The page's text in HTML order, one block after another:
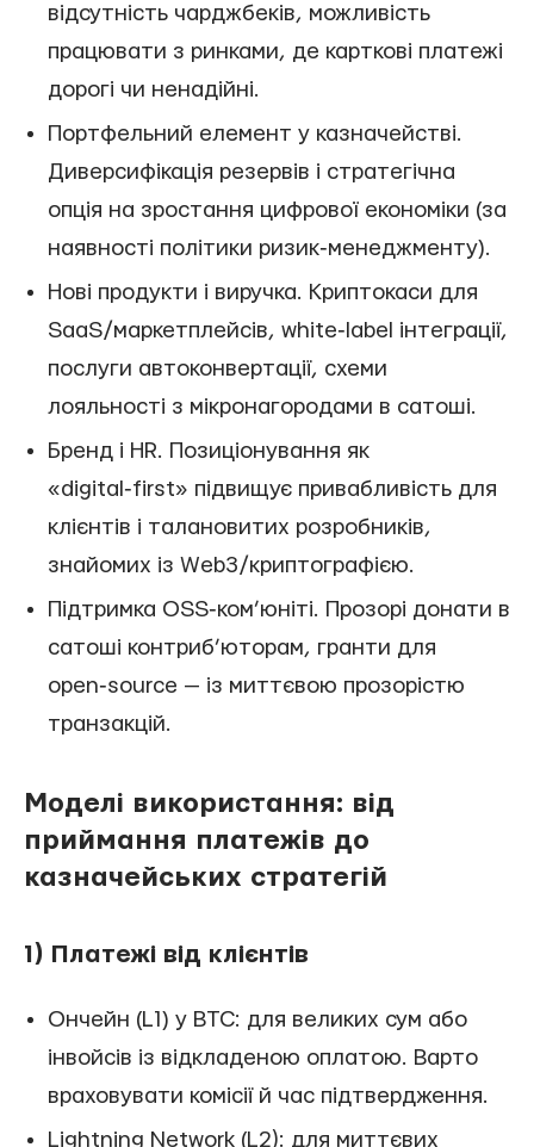
відсутність чарджбеків, можливість
працювати з ринками, де карткові платежі
дорогі чи ненадійні.
Портфельний елемент у казначействі.
Диверсифікація резервів і стратегічна
опція на зростання цифрової економіки (за
наявності політики ризик‑менеджменту).
Нові продукти і виручка. Криптокаси для
SaaS/маркетплейсів, white‑label інтеграції,
послуги автоконвертації, схеми
лояльності з мікронагородами в сатоші.
Бренд і HR. Позиціонування як
«digital‑first» підвищує привабливість для
клієнтів і талановитих розробників,
знайомих із Web3/криптографією.
Підтримка OSS‑ком’юніті. Прозорі донати в
сатоші контриб’юторам, гранти для
open‑source — із миттєвою прозорістю
транзакцій.
Моделі використання: від
приймання платежів до
казначейських стратегій
1) Платежі від клієнтів
Ончейн (L1) у BTC: для великих сум або
інвойсів із відкладеною оплатою. Варто
враховувати комісії й час підтвердження.
Lightning Network (L2): для миттєвих